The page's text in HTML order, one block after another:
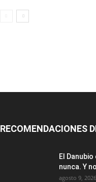
RECOMENDACIONES
El
nunca. Y
agosto 9, 2026